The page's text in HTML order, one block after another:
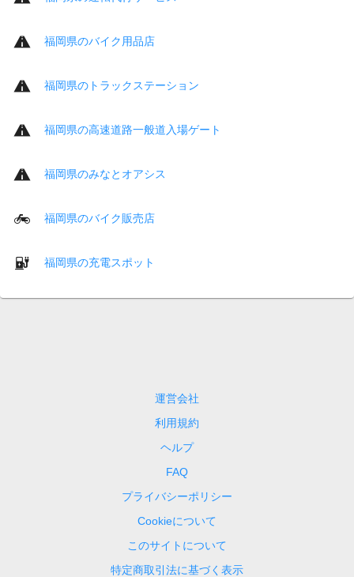
福岡県のバイク用品店
福岡県のトラックステーション
福岡県の高速道路一般道入場ゲート
福岡県のみなとオアシス
福岡県のバイク販売店
福岡県の充電スポット
運営会社
利用規約
ヘルプ
FAQ
プライバシーポリシー
Cookieについて
このサイトについて
特定商取引法に基づく表示